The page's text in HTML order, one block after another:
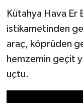
Kütahya Hava Er
istikametinden
araç, köprüden
hemzemin geçit
uçtu.
Köşe Yazıları
Kültür Sanat